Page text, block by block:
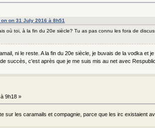
on 31 July 2016 à 8h51
où toi, à la fin du 20e siècle? Tu as pas connu les fora de
ni le reste. A la fin du 20e siècle, je buvais de la vodka et
succès, c'est après que je me suis mis au net avec
9h18 »
sur les caramails et compagnie, parce que les irc existaient